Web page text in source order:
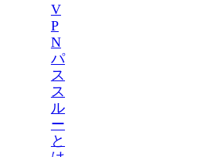
V
P
N
パ
ス
ス
ル
ー
と